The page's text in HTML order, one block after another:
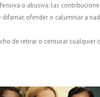
o abusiva: las
ofender o calumniar a
de retirar o censurar